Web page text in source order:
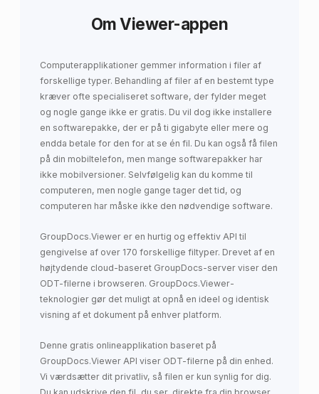
Om Viewer-appen
Computerapplikationer gemmer information i filer af
forskellige typer. Behandling af filer af en bestemt type
kræver ofte specialiseret software, der fylder meget
og nogle gange ikke er gratis. Du vil dog ikke installere
en softwarepakke, der er på ti gigabyte eller mere og
endda betale for den for at se én fil. Du kan også få filen
på din mobiltelefon, men mange softwarepakker har
ikke mobilversioner. Selvfølgelig kan du komme til
computeren, men nogle gange tager det tid, og
computeren har måske ikke den nødvendige software.
GroupDocs.Viewer er en hurtig og effektiv API til
gengivelse af over 170 forskellige filtyper. Drevet af en
højtydende cloud-baseret GroupDocs-server viser den
ODT-filerne i browseren. GroupDocs.Viewer-
teknologier gør det muligt at opnå en ideel og identisk
visning af et dokument på enhver platform.
Denne gratis onlineapplikation baseret på
GroupDocs.Viewer API viser ODT-filerne på din enhed.
Vi værdsætter dit privatliv, så filen er kun synlig for dig.